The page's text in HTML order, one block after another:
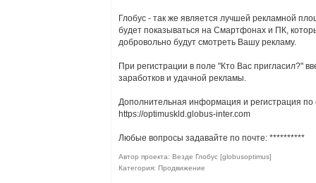
Глобус - так же является лучшей рекламной
будет показываться на Смартфонах и ПК,
добровольно будут смотреть Вашу рекламу.
При регистрации в поле "Кто Вас пригласил?"
заработков и удачной рекламы.
Дополнительная информация и регистрация по
https://optimuskld.globus-inter.com
Любые вопросы задавайте по почте: **********
Автор проекта: Везде Глобус [globusoptimus]
Категория: Продвижение